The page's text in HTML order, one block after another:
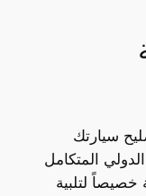
سيارتك
المتكامل
خصيصاً لتلبية